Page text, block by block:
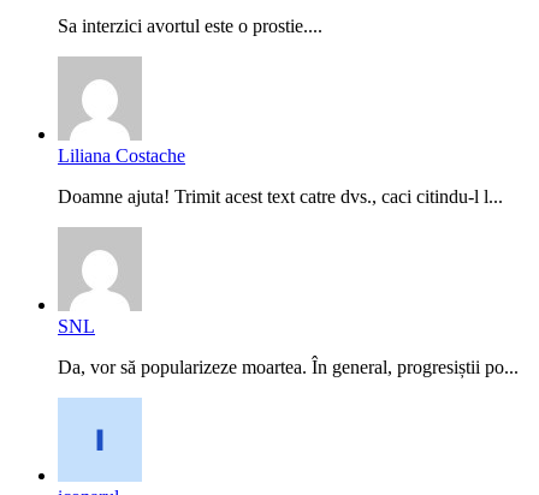
Sa interzici avortul este o prostie....
Liliana Costache
Doamne ajuta! Trimit acest text catre dvs., caci citindu-l l...
SNL
Da, vor să popularizeze moartea. În general, progresiștii po...